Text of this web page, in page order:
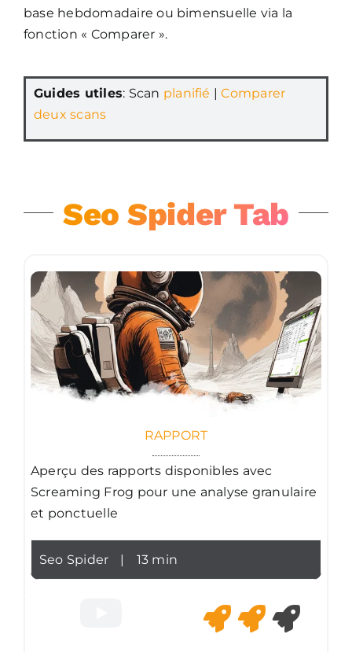
base hebdomadaire ou bimensuelle via la
fonction « Comparer ».
Guides utiles: Scan planifié |Comparer
deux scans
Seo Spider Tab
RAPPORT
Aperçu des rapports disponibles avec
Screaming Frog pour une analyse granulaire
et ponctuelle
Seo Spider | 13 min